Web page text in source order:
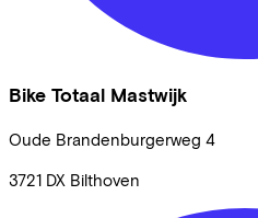
Bike Totaal Mastwijk
Oude Brandenburgerweg 4
3721 DX Bilthoven